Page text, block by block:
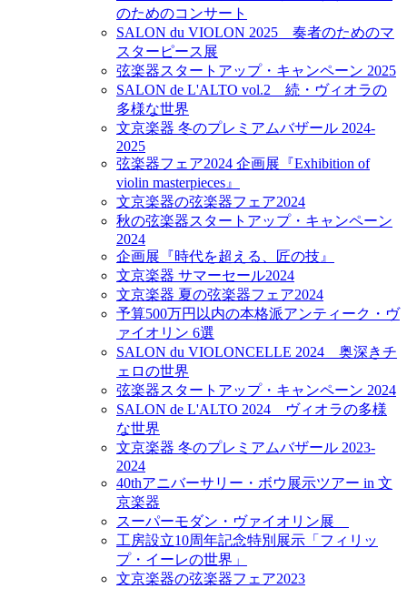
のためのコンサート
SALON du VIOLON 2025 奏者のためのマ
スターピース展
弦楽器スタートアップ・キャンペーン 2025
SALON de L'ALTO vol.2 続・ヴィオラの
多様な世界
文京楽器 冬のプレミアムバザール 2024-
2025
弦楽器フェア2024 企画展『Exhibition of
violin masterpieces』
文京楽器の弦楽器フェア2024
秋の弦楽器スタートアップ・キャンペーン
2024
企画展『時代を超える、匠の技』
文京楽器 サマーセール2024
文京楽器 夏の弦楽器フェア2024
予算500万円以内の本格派アンティーク・ヴ
ァイオリン 6選
SALON du VIOLONCELLE 2024 奥深きチ
ェロの世界
弦楽器スタートアップ・キャンペーン 2024
SALON de L'ALTO 2024 ヴィオラの多様
な世界
文京楽器 冬のプレミアムバザール 2023-
2024
40thアニバーサリー・ボウ展示ツアー in 文
京楽器
スーパーモダン・ヴァイオリン展
工房設立10周年記念特別展示「フィリッ
プ・イーレの世界」
文京楽器の弦楽器フェア2023